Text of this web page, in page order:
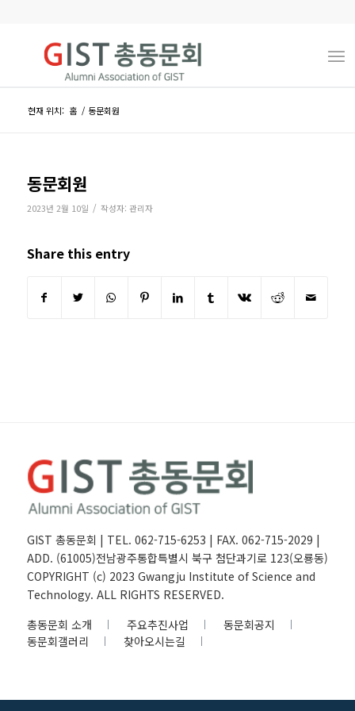
현재 위치: 홈 / 동문회원
동문회원
2023년 2월 10일 / 작성자: 관리자
Share this entry
GIST 총동문회 | TEL. 062-715-6253 | FAX. 062-715-2029 |
ADD. (61005)전남광주통합특별시 북구 첨단과기로 123(오룡동)
COPYRIGHT (c) 2023 Gwangju Institute of Science and
Technology. ALL RIGHTS RESERVED.
총동문회 소개
주요추진사업
동문회공지
동문회갤러리
찾아오시는길